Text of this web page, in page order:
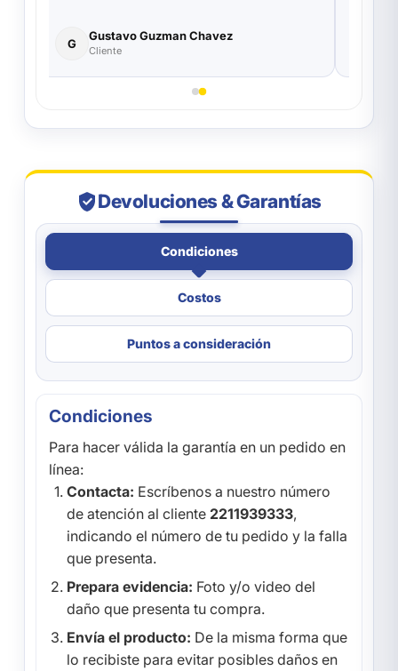
G
Gustavo Guzman Chavez
Cliente
Devoluciones & Garantías
Condiciones
Costos
Puntos a consideración
Condiciones
Para hacer válida la garantía en un pedido en
línea:
Contacta: Escríbenos a nuestro número
de atención al cliente 2211939333,
indicando el número de tu pedido y la falla
que presenta.
Prepara evidencia: Foto y/o video del
daño que presenta tu compra.
Envía el producto: De la misma forma que
lo recibiste para evitar posibles daños en